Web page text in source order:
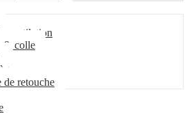
ventilation
& colle
tronçonner
de retouche